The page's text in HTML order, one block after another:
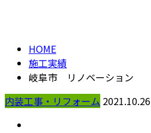
HOME
施工実績
岐阜市 リノベーション
内装工事・リフォーム 2021.10.26